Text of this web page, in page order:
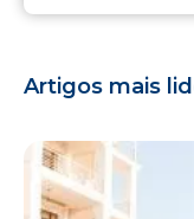
Artigos mais